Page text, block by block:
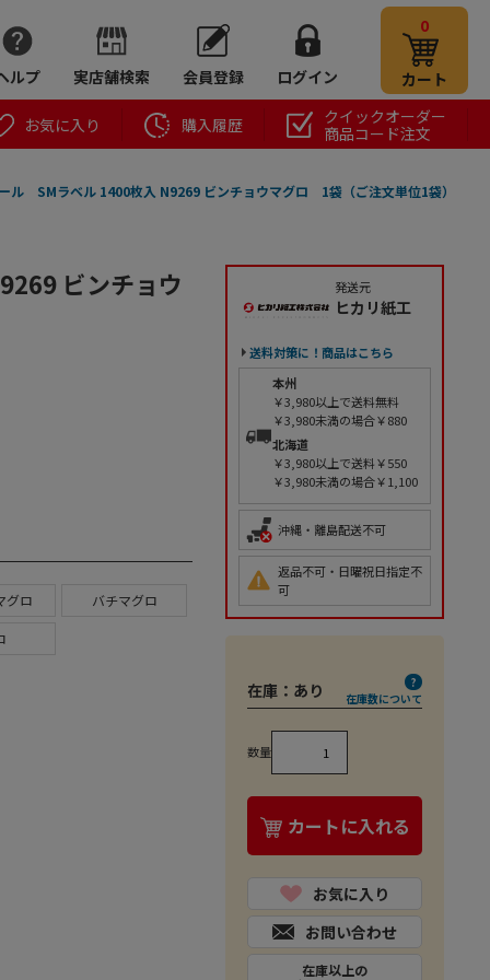
ルプ 実店舗検索 会員登録 ログイン
0
カート
お気に入り 購入履歴
クイックオーダー
商品コード注文
ル SMラベル 1400枚入 N9269 ビンチョウマグロ 1袋（ご注文単位1袋）
ビンチョウ
グロ バチマグロ
発送元
ヒカリ紙工
送料対策に！商品はこちら
本州
￥3,980以上で送料無料
￥3,980未満の場合￥880
北海道
￥3,980以上で送料￥550
￥3,980未満の場合￥1,100
沖縄・離島配送不可
返品不可・日曜祝日指定不
可
在庫： あり 在庫数について
数量
カートに入れる
お気に入り
お問い合わせ
在庫以上の